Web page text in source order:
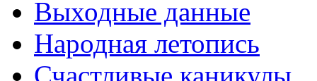
Выходные данные
Народная летопись